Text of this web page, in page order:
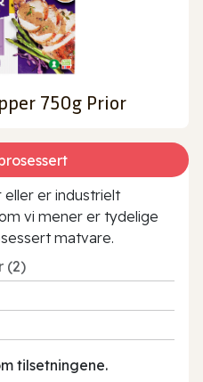
750g Prior
er industrielt
vi mener er tydelige
matvare.
(2)
tilsetningene.